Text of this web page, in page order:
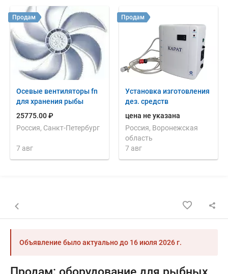
Осевые вентиляторы fn
для хранения рыбы
25775.00 ₽
Россия, Санкт-Петербург
7 авг
Продам
Установка изготовления
дез. средств
цена не указана
Россия, Воронежская
область
7 авг
Продам
Назад к списку объявлений
Объявление было актуально до 16 июля 2026 г.